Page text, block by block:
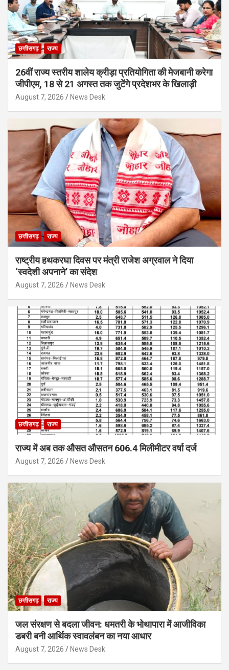
छत्तीसगढ़ राज्य
26वीं राज्य स्तरीय शालेय क्रीड़ा प्रतियोगिता की मेजबानी करेगा
जीपीएम, 18 से 21 अगस्त तक जुटेंगे प्रदेशभर के खिलाड़ी
August 7, 2026 News Desk
छत्तीसगढ़ राज्य
राष्ट्रीय हथकरघा दिवस पर मंत्री राजेश अग्रवाल ने दिया
‘स्वदेशी अपनाने’ का संदेश
August 7, 2026 News Desk
छत्तीसगढ़ राज्य
राज्य में अब तक औसत औसतन 606.4 मिलीमीटर वर्षा दर्ज
August 7, 2026 News Desk
छत्तीसगढ़ राज्य
जल संरक्षण से बदला जीवन: धमतरी के भोथापारा में आजीविका
डबरी बनी आर्थिक स्वावलंबन का नया आधार
August 7, 2026 News Desk